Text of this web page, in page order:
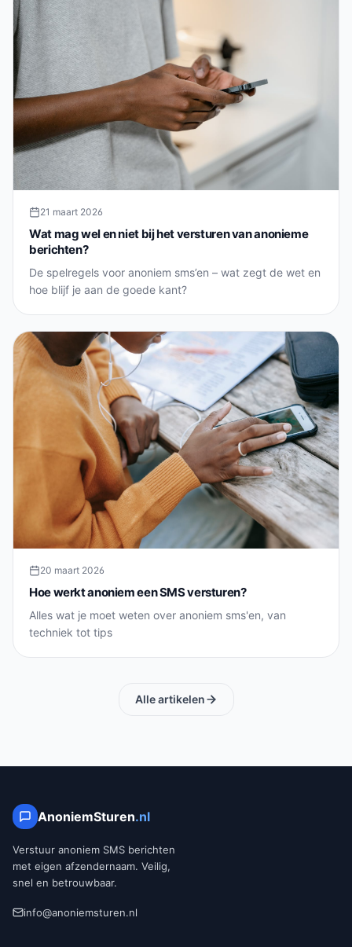
21 maart 2026
Wat mag wel en niet bij het versturen van anonieme
berichten?
De spelregels voor anoniem sms’en – wat zegt de wet en
hoe blijf je aan de goede kant?
20 maart 2026
Hoe werkt anoniem een SMS versturen?
Alles wat je moet weten over anoniem sms'en, van
techniek tot tips
Alle artikelen
AnoniemSturen.nl
Verstuur anoniem SMS berichten
met eigen afzendernaam. Veilig,
snel en betrouwbaar.
info@anoniemsturen.nl